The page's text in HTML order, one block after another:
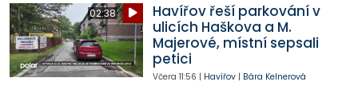
02:38
Havířov řeší parkování v
ulicích Haškova a M.
Majerové, místní sepsali
petici
Včera 11:56 | Havířov| Bára Kelnerová